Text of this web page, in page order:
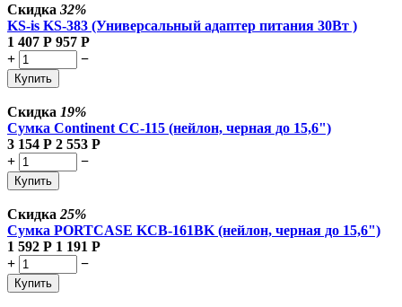
Скидка 32%
KS-is KS-383 (Универсальный адаптер питания 30Вт )
1 407 Р 957 Р
+
−
Купить
Скидка 19%
Сумка Continent CC-115 (нейлон, черная до 15,6")
3 154 Р 2 553 Р
+
−
Купить
Скидка 25%
Сумка PORTCASE KCB-161BK (нейлон, черная до 15,6")
1 592 Р 1 191 Р
+
−
Купить